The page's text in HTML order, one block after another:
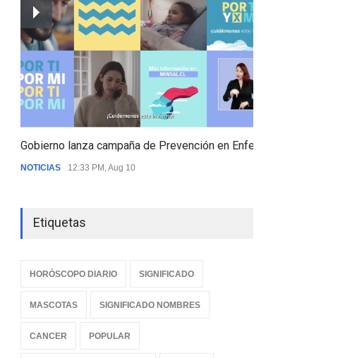
Gobierno lanza campaña de Prevención en Enfermedades
NOTICIAS 12:33 PM, Aug 10
Etiquetas
HORÓSCOPO DIARIO SIGNIFICADO
MASCOTAS SIGNIFICADO NOMBRES
CANCER POPULAR